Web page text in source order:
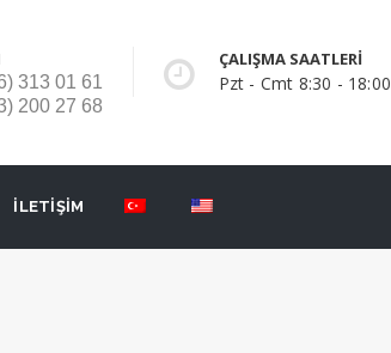
313 01 61
200 27 68
ÇALIŞMA SAATLERİ
Pzt - Cmt 8:30 - 18:00
İLETİŞİM